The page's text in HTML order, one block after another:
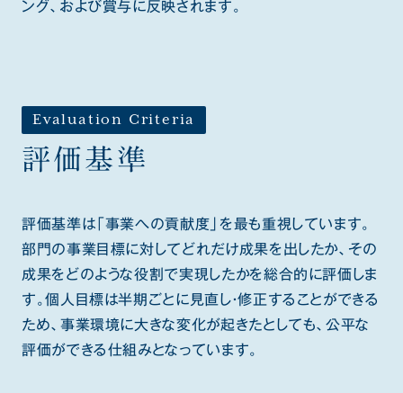
ング、および賞与に反映されます。
Evaluation Criteria
評価基準
評価基準は「事業への貢献度」を最も重視しています。
部門の事業目標に対してどれだけ成果を出したか、その
成果をどのような役割で実現したかを総合的に評価しま
す。個人目標は半期ごとに見直し・修正することができる
ため、事業環境に大きな変化が起きたとしても、公平な
評価ができる仕組みとなっています。